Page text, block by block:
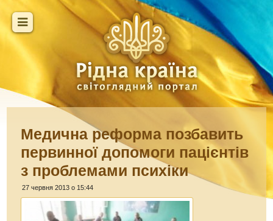
Медична реформа позбавить
первинної допомоги пацієнтів
з проблемами психіки
27 червня 2013 о 15:44